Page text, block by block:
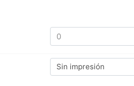
Sin impresión